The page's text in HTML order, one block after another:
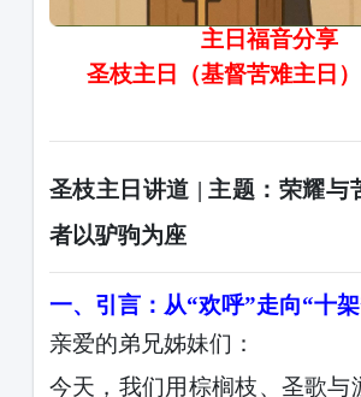
主日福音分享
圣枝主日（基督苦难主日）
圣枝主日讲道 | 主题：荣耀与
者以驴驹为座
一、引言：从“欢呼”走向“十
亲爱的弟兄姊妹们：
今天，我们用棕榈枝、圣歌与